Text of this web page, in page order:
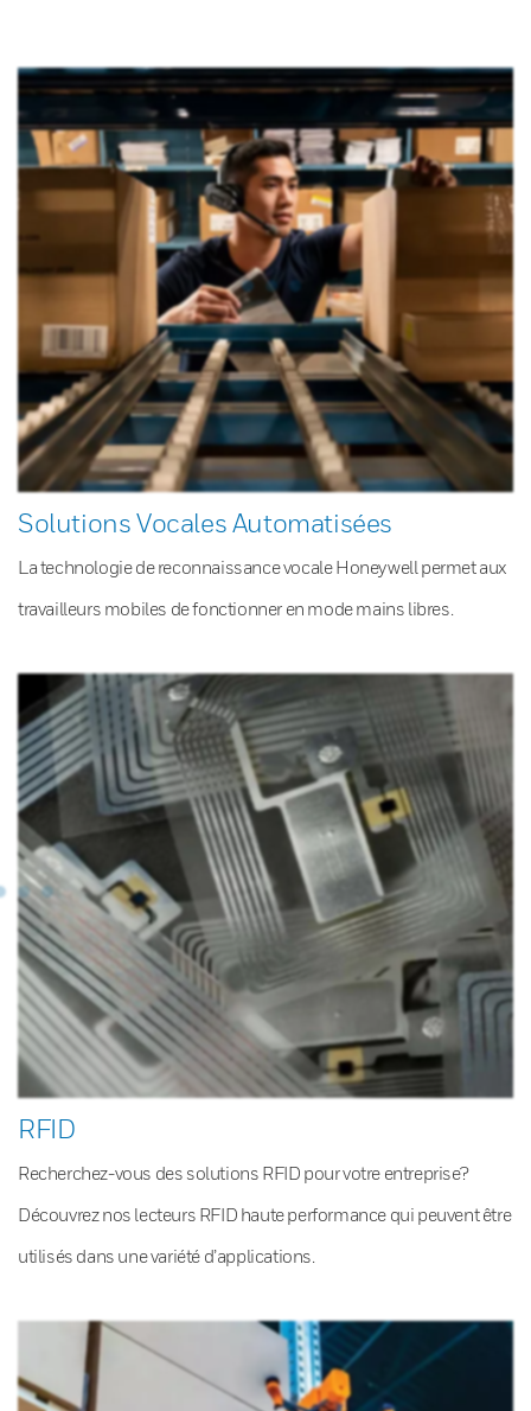
Solutions Vocales Automatisées
La technologie de reconnaissance vocale Honeywell permet aux
travailleurs mobiles de fonctionner en mode mains libres.
RFID
Recherchez-vous des solutions RFID pour votre entreprise?
Découvrez nos lecteurs RFID haute performance qui peuvent être
utilisés dans une variété d’applications.